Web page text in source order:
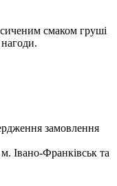
смаком груші
замовлення
Івано-Франківськ та